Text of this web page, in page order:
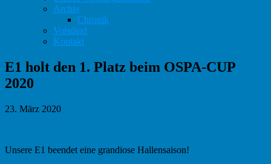
Archiv
Chronik
Vorstand
Kontakt
E1 holt den 1. Platz beim OSPA-CUP
2020
23. März 2020
Unsere E1 beendet eine grandiose Hallensaison!